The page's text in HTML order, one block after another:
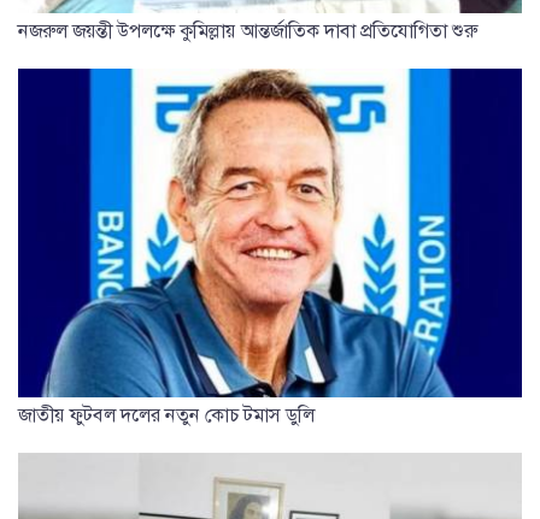
নজরুল জয়ন্তী উপলক্ষে কুমিল্লায় আন্তর্জাতিক দাবা প্রতিযোগিতা শুরু
জাতীয় ফুটবল দলের নতুন কোচ টমাস ডুলি